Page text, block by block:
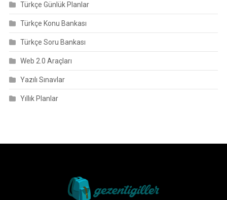
Türkçe Günlük Planlar
Türkçe Konu Bankası
Türkçe Soru Bankası
Web 2.0 Araçları
Yazılı Sınavlar
Yıllık Planlar